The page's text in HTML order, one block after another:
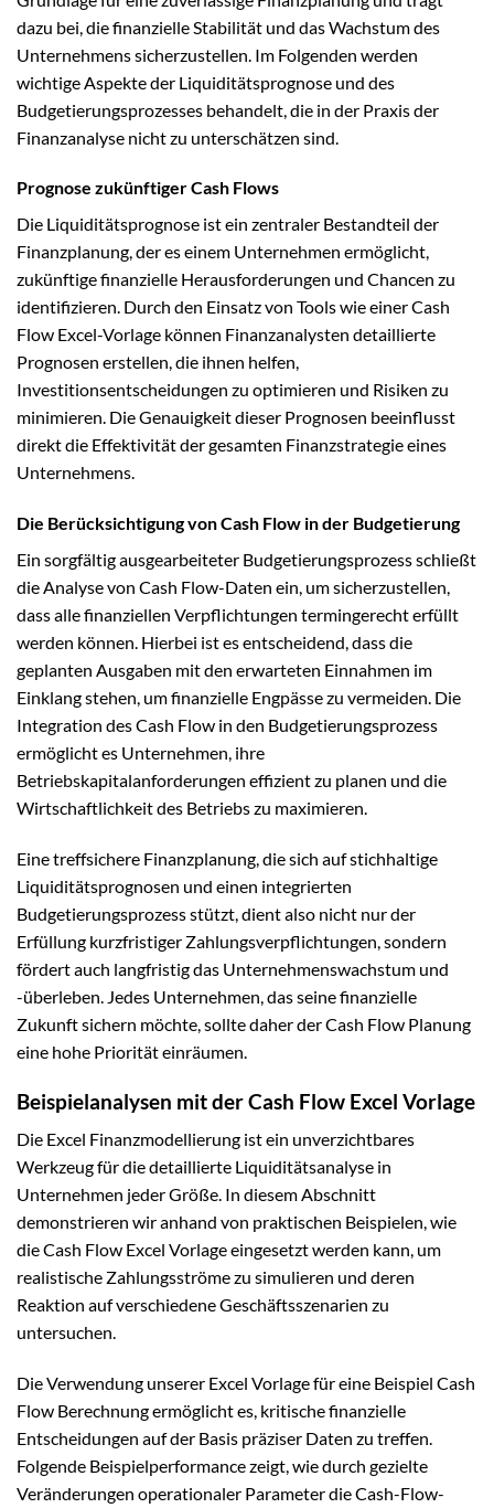
dazu bei, die finanzielle Stabilität und das Wachstum des
Unternehmens sicherzustellen. Im Folgenden werden
wichtige Aspekte der Liquiditätsprognose und des
Budgetierungsprozesses behandelt, die in der Praxis der
Finanzanalyse nicht zu unterschätzen sind.
Prognose zukünftiger Cash Flows
Die Liquiditätsprognose ist ein zentraler Bestandteil der
Finanzplanung, der es einem Unternehmen ermöglicht,
zukünftige finanzielle Herausforderungen und Chancen zu
identifizieren. Durch den Einsatz von Tools wie einer Cash
Flow Excel-Vorlage können Finanzanalysten detaillierte
Prognosen erstellen, die ihnen helfen,
Investitionsentscheidungen zu optimieren und Risiken zu
minimieren. Die Genauigkeit dieser Prognosen beeinflusst
direkt die Effektivität der gesamten Finanzstrategie eines
Unternehmens.
Die Berücksichtigung von Cash Flow in der Budgetierung
Ein sorgfältig ausgearbeiteter Budgetierungsprozess schließt
die Analyse von Cash Flow-Daten ein, um sicherzustellen,
dass alle finanziellen Verpflichtungen termingerecht erfüllt
werden können. Hierbei ist es entscheidend, dass die
geplanten Ausgaben mit den erwarteten Einnahmen im
Einklang stehen, um finanzielle Engpässe zu vermeiden. Die
Integration des Cash Flow in den Budgetierungsprozess
ermöglicht es Unternehmen, ihre
Betriebskapitalanforderungen effizient zu planen und die
Wirtschaftlichkeit des Betriebs zu maximieren.
Eine treffsichere Finanzplanung, die sich auf stichhaltige
Liquiditätsprognosen und einen integrierten
Budgetierungsprozess stützt, dient also nicht nur der
Erfüllung kurzfristiger Zahlungsverpflichtungen, sondern
fördert auch langfristig das Unternehmenswachstum und
-überleben. Jedes Unternehmen, das seine finanzielle
Zukunft sichern möchte, sollte daher der Cash Flow Planung
eine hohe Priorität einräumen.
Beispielanalysen mit der Cash Flow Excel Vorlage
Die Excel Finanzmodellierung ist ein unverzichtbares
Werkzeug für die detaillierte Liquiditätsanalyse in
Unternehmen jeder Größe. In diesem Abschnitt
demonstrieren wir anhand von praktischen Beispielen, wie
die Cash Flow Excel Vorlage eingesetzt werden kann, um
realistische Zahlungsströme zu simulieren und deren
Reaktion auf verschiedene Geschäftsszenarien zu
untersuchen.
Die Verwendung unserer Excel Vorlage für eine Beispiel Cash
Flow Berechnung ermöglicht es, kritische finanzielle
Entscheidungen auf der Basis präziser Daten zu treffen.
Folgende Beispielperformance zeigt, wie durch gezielte
Veränderungen operationaler Parameter die Cash-Flow-